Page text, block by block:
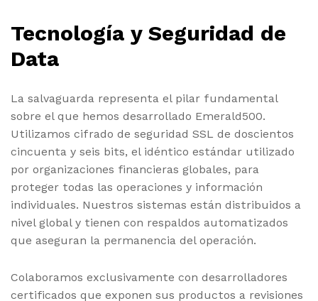
Tecnología y Seguridad de
Data
La salvaguarda representa el pilar fundamental
sobre el que hemos desarrollado Emerald500.
Utilizamos cifrado de seguridad SSL de doscientos
cincuenta y seis bits, el idéntico estándar utilizado
por organizaciones financieras globales, para
proteger todas las operaciones y información
individuales. Nuestros sistemas están distribuidos a
nivel global y tienen con respaldos automatizados
que aseguran la permanencia del operación.
Colaboramos exclusivamente con desarrolladores
certificados que exponen sus productos a revisiones